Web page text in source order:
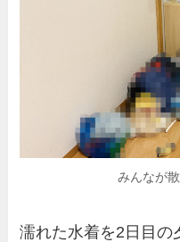
みんなが
濡れた水着を2日目の